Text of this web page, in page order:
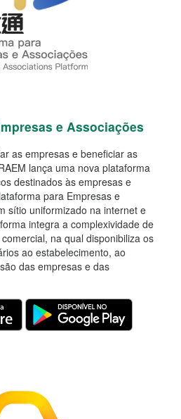
e Associações
as empresas e beneficiar as
lança uma nova plataforma
destinados às empresas e
para Empresas e
sítio uniformizado na internet e
integra a complexividade de
na qual disponibiliza os
ao estabelecimento, ao
das empresas e das